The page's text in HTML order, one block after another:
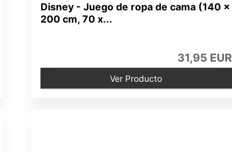
Disney - Juego de ropa de cama (140 x
200 cm, 70 x...
31,95 EUR
Ver Producto